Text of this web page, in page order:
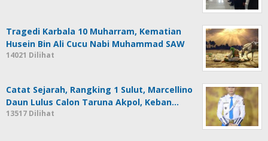
Tragedi Karbala 10 Muharram, Kematian
Husein Bin Ali Cucu Nabi Muhammad SAW
14021 Dilihat
Catat Sejarah, Rangking 1 Sulut, Marcellino
Daun Lulus Calon Taruna Akpol, Keban…
13517 Dilihat